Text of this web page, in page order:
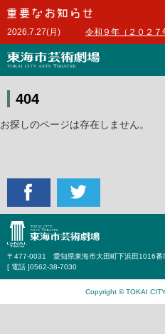
本
文
へ2026.7.27(月) 令和９年（２０２
404
お探しのページは存在しません。
〒477-0031 愛知県東海市大田町下浜田1016番
[ 電話 ]0562-38-7030
Copyright © TOKAI